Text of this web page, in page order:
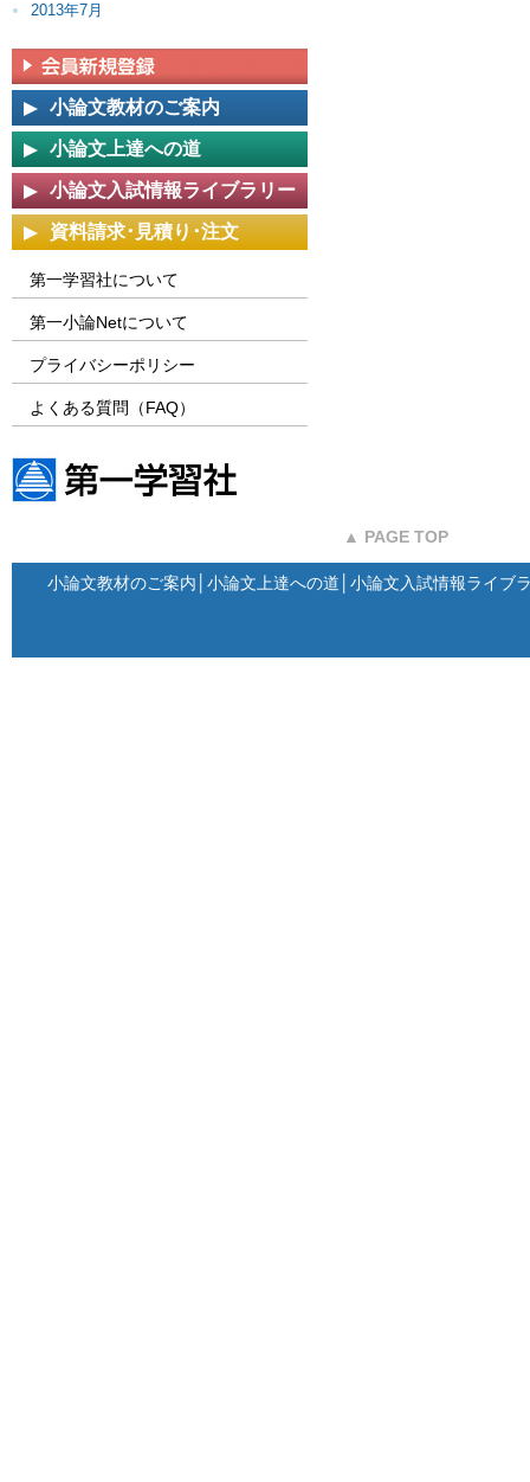
2013年7月
小論文教材のご案内
小論文上達への道
小論文入試情報ライブラリー
資料請求･見積り･注文
第一学習社について
第一小論Netについて
プライバシーポリシー
よくある質問（FAQ）
▲ PAGE TOP
小論文教材のご案内 小論文上達への道 小論文入試情報ライブ